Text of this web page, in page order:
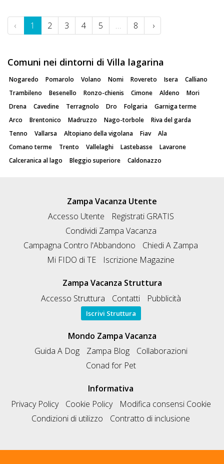
‹ 1 2 3 4 5 … 8 ›
Comuni nei dintorni di Villa lagarina
Nogaredo Pomarolo Volano Nomi Rovereto Isera
Calliano
Trambileno
Besenello Ronzo-chienis Cimone Aldeno
Mori
Drena
Cavedine Terragnolo Dro Folgaria
Garniga terme
Arco
Brentonico Madruzzo Nago-torbole
Riva del garda
Tenno
Vallarsa Altopiano della vigolana Fiav
Ala
Comano terme
Trento Vallelaghi Lastebasse
Lavarone
Calceranica al lago
Bleggio superiore Caldonazzo
Zampa Vacanza Utente
Accesso Utente
Registrati GRATIS
Condividi Zampa Vacanza
Campagna Contro l'Abbandono
Chiedi A Zampa
Mi FIDO di TE
Iscrizione Magazine
Zampa Vacanza Struttura
Accesso Struttura
Contatti Pubblicità
Iscrivi Struttura
Mondo Zampa Vacanza
Guida A Dog
Zampa Blog
Collaborazioni
Conad for Pet
Informativa
Privacy Policy
Cookie Policy
Modifica consensi Cookie
Condizioni di utilizzo
Contratto di inclusione